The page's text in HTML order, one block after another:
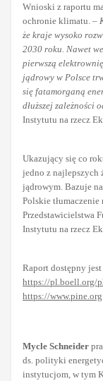
Wnioski z raportu
ochronie klimatu. –
że kraje wysoko
2030 roku. Nawet
pierwszą
jądrowy w Polsce
się fatamorganą
dłuższej zależności
Instytutu na rzecz
Ukazujący się co
jedno z najlepszych
jądrowym. Bazuje
Polskie
Przedstawicielstwa
Instytutu na rzecz
Raport dostępny
https://pl.boell.org/
https://
Mycle Schneider
ds. polityki
instytucjom, w tym